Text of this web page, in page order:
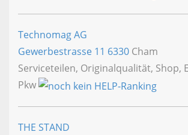
Technomag AG
Gewerbestrasse 11 6330 Cham
Serviceteilen, Originalqualität, Shop,
Pkw
THE STAND